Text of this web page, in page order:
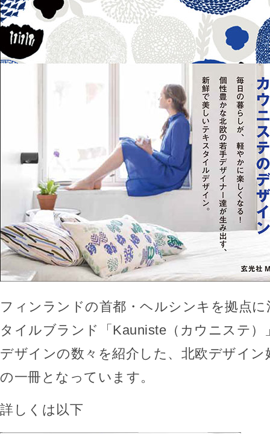
フィンランドの首都・ヘルシンキを拠点
タイルブランド「Kauniste（カウニステ
デザインの数々を紹介した、北欧デザイ
の一冊となっています。
詳しくは以下